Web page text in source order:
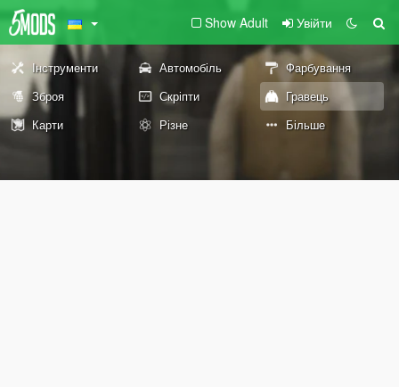
Show Adult Увійти
Інструменти Автомобіль
Фарбування
Зброя
Скріпти
Гравець
Карти
Різне Більше